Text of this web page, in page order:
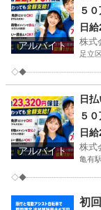
アルバイト
５
日
株式
足立
配送
アルバイト
日
５
日
株式
亀有駅
亀
初